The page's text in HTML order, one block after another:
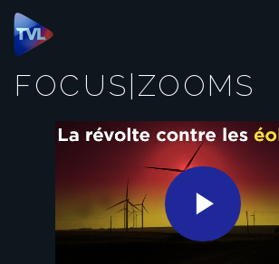
Panneau de gestion des cookies
FOCUS|ZOOMS
Play